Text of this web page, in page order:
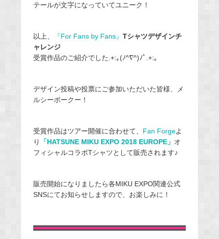
テールが文字になっていてユニーク！
以上、 『For Fans by Fans』 Tシャツデザインチ
ャレンジ
受賞作品のご紹介でした .+:｡(ﾉ^∇^)ﾉﾟ.+:｡
デザイン投稿や投票にご参加いただいた皆様、メ
ルシーボークー！
受賞作品はツアー開催に合わせて、 Fan Forgeよ
り
「HATSUNE MIKU EXPO 2018 EUROPE」 オ
フィシャルコラボTシャツとして販売されます♪
販売開始になりましたら各MIKU EXPO関連公式
SNSにてお知らせしますので、お楽しみに！